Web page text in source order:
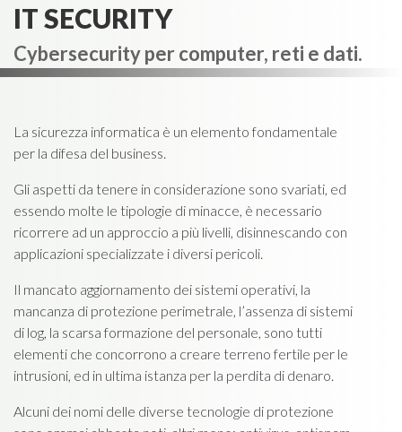
IT SECURITY
Cybersecurity per computer, reti e dati.
La sicurezza informatica è un elemento fondamentale
per la difesa del business.
Gli aspetti da tenere in considerazione sono svariati, ed
essendo molte le tipologie di minacce, è necessario
ricorrere ad un approccio a più livelli, disinnescando con
applicazioni specializzate i diversi pericoli.
Il mancato aggiornamento dei sistemi operativi, la
mancanza di protezione perimetrale, l’assenza di sistemi
di log, la scarsa formazione del personale, sono tutti
elementi che concorrono a creare terreno fertile per le
intrusioni, ed in ultima istanza per la perdita di denaro.
Alcuni dei nomi delle diverse tecnologie di protezione